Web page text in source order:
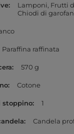
Lamponi Frutti
Chiodi di
Paraffina raffinata
570 g
Cotone
stoppino 1
Candela